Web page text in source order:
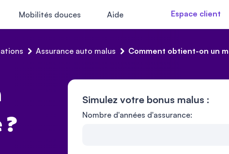
Mobilités douces Aide Espace client
Assurance auto malus
Comment obtient-on un
Simulez votre bonus malus :
Nombre d'années d'assurance: